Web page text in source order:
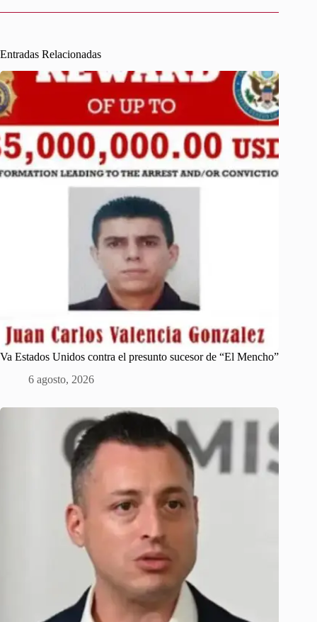
Entradas Relacionadas
Va Estados Unidos contra el presunto sucesor de “El Mencho”
6 agosto, 2026